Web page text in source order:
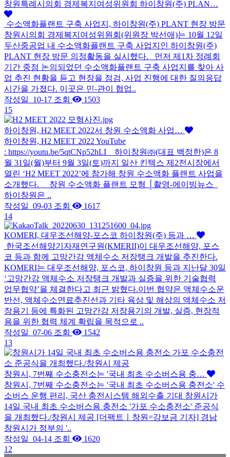
창원특례시의회 경제복지여성위원회 하이창원(주) PLAN…
수소액화플랜트 구축 사업지, 하이창원(주) PLANT 현장 방문
창원시의회 경제복지여성위원회(위원장 박선애)는 10월 12일
두산중공업 내 수소액화플랜트 구축 사업지인 하이창원(주)
PLANT 현장 방문 의정활동을 실시했다. 먼저 제1차 정례회
기간 중점 논의되었던 수소액화플랜트 구축 사업지를 찾아 사
업 추진 현황을 듣고 현장을 점검, 사업 진행에 대한 질의응답
시간을 가졌다. 이곳은 민-관이 협업..
작성일
10-17 조회
1503
15
하이창원, H2 MEET 2022서 창원 수소액화 사업…
하이창원, H2 MEET 2022 YouTube
: https://youtu.be/5qtCNp52hLI 하이창원㈜(대표 백정한)은 8
월 31일(월)부터 9월 3일(토)까지 일산 킨텍스 제2전시장에서
열린 ‘H2 MEET 2022’에 참가해 창원 수소액화 플랜트 사업을
소개했다. 창원 수소액화 플랜트 모형 │촬영-에이빙뉴스
하이창원은 ..
작성일 09-03 조회
1617
14
KOMERI, 대우조선해양-포스코 하이창원(주) 등과 …
한국조선해양기자재연구원(KMERII)이 대우조선해양, 포스
코 등과 함께 고망간강 액체수소 저장탱크 개발을 추진한다.
KOMERI는 대우조선해양, 포스코, 하이창원 등과 지난달 30일
‘고망간강 액체수소 저장탱크 개발과 실증을 위한 기술협력
업무협약’을 체결한다고 최근 밝혔다.이번 협약은 액체수소운
반선, 액체수소연료추진선과 기타 육상 및 해상의 액체수소 저
장용기 등에 특화된 고망간강 저장용기의 개발, 실증, 현장적
용을 위한 협력 체계 확립을 목적으로 ..
작성일 07-06 조회
1542
13
창원시, 7번째 수소충전소는 '국내 최초 수소버스용 충…
창원시, 7번째 수소충전소는 '국내 최초 수소버스용 충전소' 수
소버스 운행 편리, 국산 충전시스템 해외수출 기대 창원시가
14일 국내 최초 수소버스용 충전소 '가포 수소충전소' 준공식
을 개최했다./창원시 제공 [더팩트ㅣ창원=강보금 기자] 경남
창원시가 정부의 '..
작성일 04-14 조회
1620
12